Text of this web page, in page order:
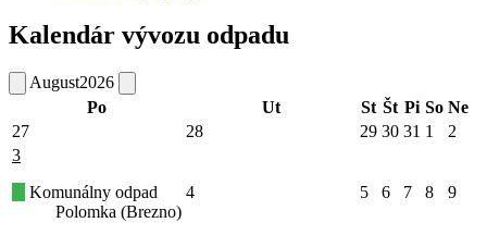
Kalendár vývozu odpadu
August2026
Po
Ut St Št Pi So Ne
27
28 29 30 31 1
2
3
Komunálny odpad
Polomka (Brezno)
4 5 6 7 8 9